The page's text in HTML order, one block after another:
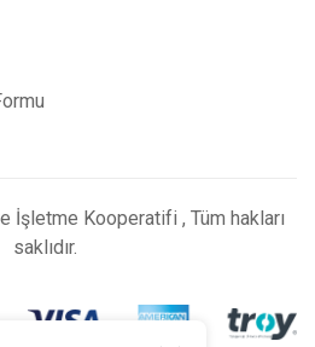
İşletme Kooperatifi , Tüm hakları
saklıdır.